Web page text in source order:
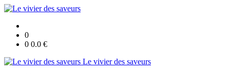
0
0 0.0 €
Le vivier des saveurs